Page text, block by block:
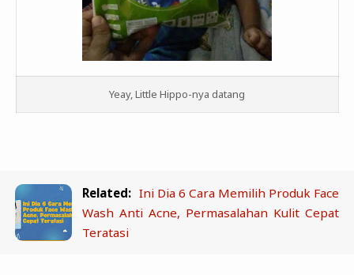
Yeay, Little Hippo-nya datang
Related: Ini Dia 6 Cara Memilih Produk Face
Wash Anti Acne, Permasalahan Kulit Cepat
Teratasi